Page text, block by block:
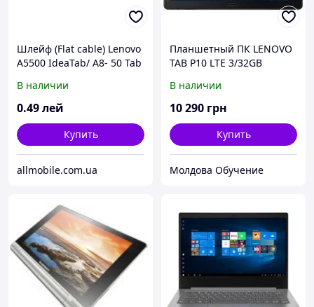
Шлейф (Flat cable) Lenovo
A5500 IdeaTab/ A8- 50 Tab
В наличии
0.49лей
Купить
allmobile.com.ua
Планшетный ПК LENOVO
TAB P10 LTE 3/32GB
В наличии
10 290 грн
Купить
Молдова Обучение